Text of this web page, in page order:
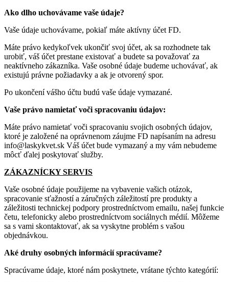
Ako dlho uchovávame vaše údaje?
Vaše údaje uchovávame, pokiaľ máte aktívny účet FD.
Máte právo kedykoľvek ukončiť svoj účet, ak sa rozhodnete tak
urobiť, váš účet prestane existovať a budete sa považovať za
neaktívneho zákazníka. Vaše osobné údaje budeme uchovávať, ak
existujú právne požiadavky a ak je otvorený spor.
Po ukončení vášho účtu budú vaše údaje vymazané.
Vaše právo namietať voči spracovaniu údajov:
Máte právo namietať voči spracovaniu svojich osobných údajov,
ktoré je založené na oprávnenom záujme FD napísaním na adresu
info@laskykvet.sk Váš účet bude vymazaný a my vám nebudeme
môcť ďalej poskytovať služby.
ZÁKAZNÍCKY SERVIS
Vaše osobné údaje použijeme na vybavenie vašich otázok,
spracovanie sťažností a záručných záležitostí pre produkty a
záležitosti technickej podpory prostredníctvom emailu, našej funkcie
četu, telefonicky alebo prostredníctvom sociálnych médií. Môžeme
sa s vami skontaktovať, ak sa vyskytne problém s vašou
objednávkou.
Aké druhy osobných informácií spracúvame?
Spracúvame údaje, ktoré nám poskytnete, vrátane týchto kategórií: